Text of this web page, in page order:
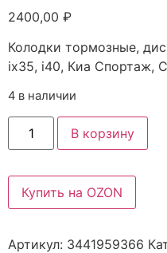
2400,00 ₽
Колодки тормозные,
ix35, i40, Киа Спортаж,
4 в наличии
В корзину
Купить на OZON
Артикул: 3441959366